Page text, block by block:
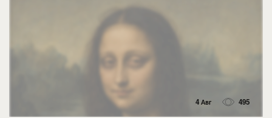
4 Авг 495